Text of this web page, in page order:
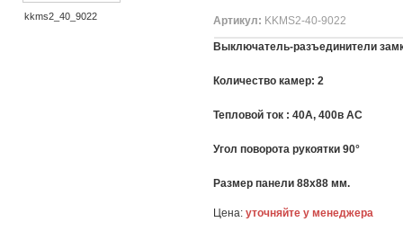
kkms2_40_9022 Артикул: KKMS2-40-9022
Выключатель-разъединители
Количество камер: 2
Тепловой ток : 40A, 400в АС
Угол поворота рукоятки 90°
Размер панели 88x88 мм.
Цена:уточняйте у менеджера